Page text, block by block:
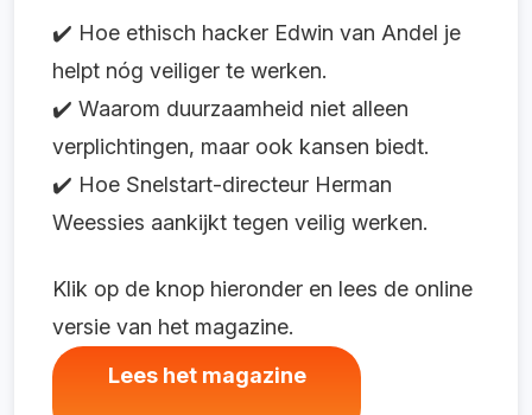
✔️ Hoe ethisch hacker Edwin van Andel je
helpt nóg veiliger te werken.
✔️ Waarom duurzaamheid niet alleen
verplichtingen, maar ook kansen biedt.
✔️ Hoe Snelstart-directeur Herman
Weessies aankijkt tegen veilig werken.
Klik op de knop hieronder en lees de online
versie van het magazine.
Lees het magazine